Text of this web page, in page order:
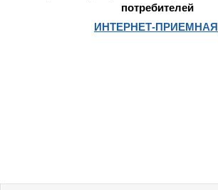
потребителей
ИНТЕРНЕТ-ПРИЕМНАЯ